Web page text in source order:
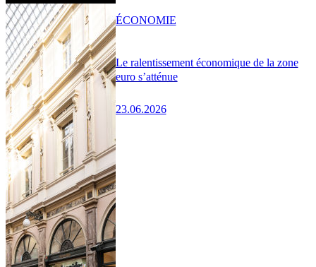
Le ralentissement économique de la zone
euro s’atténue
23.06.2026
ÉCONOMIE